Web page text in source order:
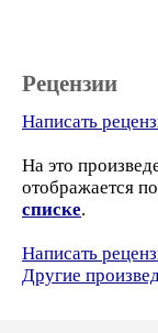
Рецензии
Написать
На это
отображается
списке.
Написать
Другие